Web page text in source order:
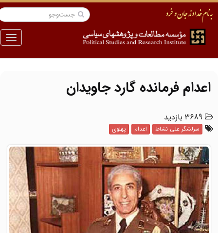
منو
اعدام فرمانده گارد جاویدان
3689 بازدید
سرلشگر علی نشاط اعدام پهلوی